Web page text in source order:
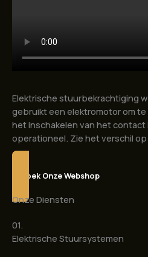
Elektrische stuurbekrachtiging
gebruikt een elektromotor om
het inschakelen van het
operationeel. Zie het verschil
Bezoek Onze Webshop
Onze Diensten
01.
Elektrische Stuursystemen